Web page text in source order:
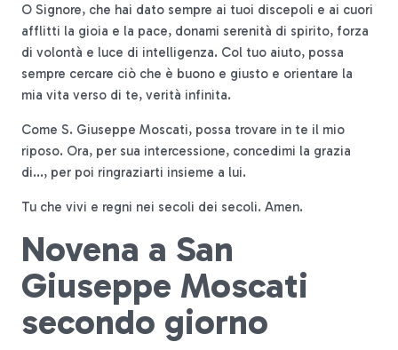
O Signore, che hai dato sempre ai tuoi discepoli e ai cuori
afflitti la gioia e la pace, donami serenità di spirito, forza
di volontà e luce di intelligenza. Col tuo aiuto, possa
sempre cercare ciò che è buono e giusto e orientare la
mia vita verso di te, verità infinita.
Come S. Giuseppe Moscati, possa trovare in te il mio
riposo. Ora, per sua intercessione, concedimi la grazia
di..., per poi ringraziarti insieme a lui.
Tu che vivi e regni nei secoli dei secoli. Amen.
Novena a San
Giuseppe Moscati
secondo giorno